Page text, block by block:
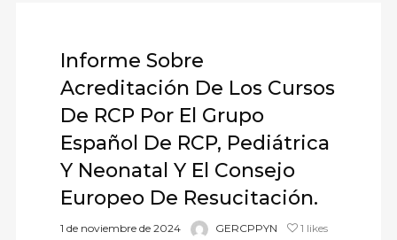
Informe Sobre
Acreditación De Los Cursos
De RCP Por El Grupo
Español De RCP, Pediátrica
Y Neonatal Y El Consejo
Europeo De Resucitación.
1 de noviembre de 2024 GERCPPYN 1 likes